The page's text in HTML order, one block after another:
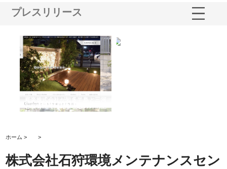
プレスリリース
と名古屋で叶える理想の外構空
間
ホーム > >
株式会社石狩環境メンテナンスセン